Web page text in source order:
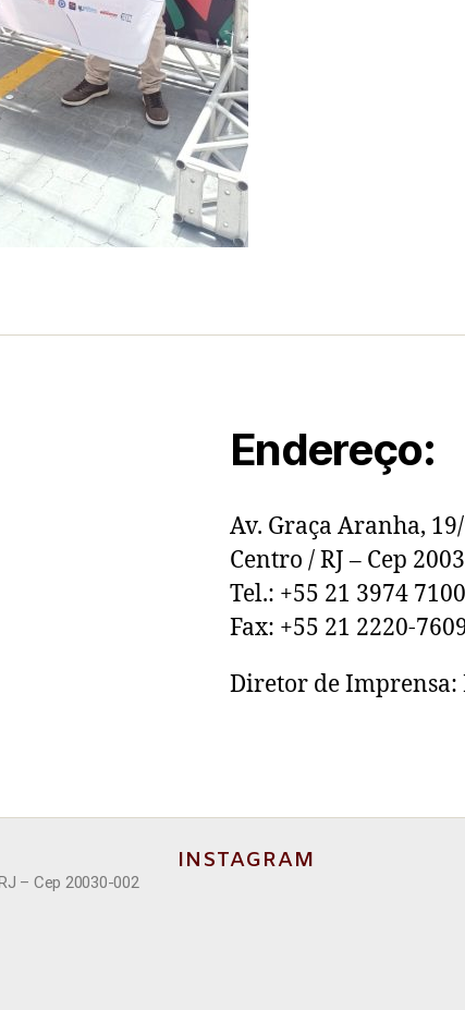
Endereço:
Av. Graça Aranha,
Centro / RJ – Cep
Tel.: +55 21 3974 7100
Fax: +55 21 2220-
Diretor de Imprensa:
– Cep 20030-002
INSTAGRAM